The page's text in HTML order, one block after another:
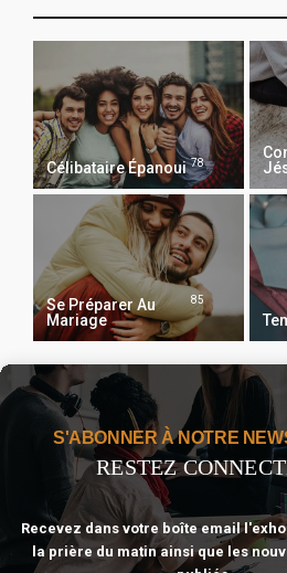
Célibataire Épanoui 78
Se Préparer Au
Mariage
85
Recevoir Notre Newsletter
The real voyage of discovery consists
seeing with new eyes. All journeys
which the traveler is unaware.
S'ABONNER À NOTRE
RESTEZ
Recevez dans votre boîte email
la prière du matin ainsi que les